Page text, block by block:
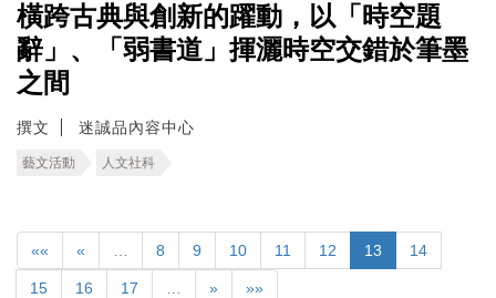
橫跨古典與創新的躍動，以「時空題
辭」、「弱書道」揮灑時空交錯於筆墨
之間
撰文 迷誠品內容中心
藝文活動 人文社科
«« « 8 9 10 11 12 13 14
15 16 17 » »»